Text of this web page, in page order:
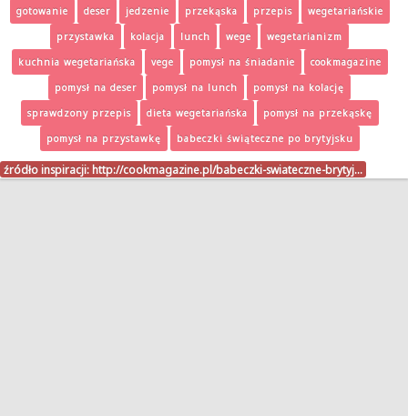
gotowanie
deser jedzenie przekąska przepis
wegetariańskie
przystawka
kolacja lunch wege
wegetarianizm
kuchnia wegetariańska
vege pomysł na śniadanie
cookmagazine
pomysł na deser
pomysł na lunch
pomysł na kolację
sprawdzony przepis
dieta wegetariańska
pomysł na przekąskę
pomysł na przystawkę
babeczki świąteczne po brytyjsku
źródło inspiracji: http://cookmagazine.pl/babeczki-swiateczne-brytyj…